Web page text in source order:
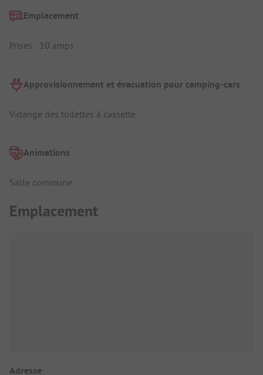
Emplacement
Prises : 10 amps
Approvisionnement et évacuation pour camping-cars
Vidange des toilettes à cassette
Animations
Salle commune
Emplacement
Adresse